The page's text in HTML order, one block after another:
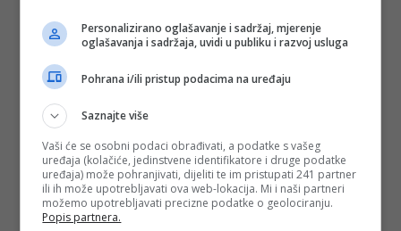
Trojka je u Federaciji Bosne i Hercegovine i posebno u
Kantonu Sarajevo pokazala da zna upravljati sistemima
stabilizacija i moderniji pristup upravljanju. Sarajevo danas,
sviđalo se to nekome ili ne, izgleda ozbiljnije, uređenije i
funkcionalnije nego prije 5-10 godina. Federacija također,
bez obzira što se često nastoje kreirati apokaliptički narativi.
To su činjenice.
Ali državna politika je viša liga.
Tu više nisu dovoljni energija, PR, reformski entuzijazam i
Personalizirano oglašavanje i sadržaj, mjerenje
oglašavanja i sadržaja, uvidi u publiku i razvoj usluga
Pohrana i/ili pristup podacima na uređaju
Saznajte više
Vaši će se osobni podaci obrađivati, a podatke s vašeg
uređaja (kolačiće, jedinstvene identifikatore i druge podatke
uređaja) može pohranjivati, dijeliti te im pristupati 241 partner
ili ih može upotrebljavati ova web-lokacija. Mi i naši partneri
možemo upotrebljavati precizne podatke o geolociranju.
Popis partnera.